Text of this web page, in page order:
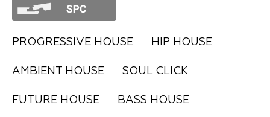
PROGRESSIVE HOUSE HIP HOUSE
AMBIENT HOUSE SOUL CLICK
FUTURE HOUSE BASS HOUSE